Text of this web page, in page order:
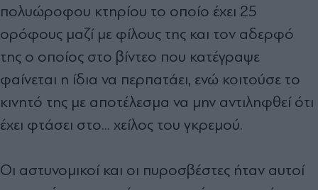
πολυώροφου κτηρίου το οποίο έχει 25
ορόφους μαζί με φίλους της και τον αδερφό
της ο οποίος στο βίντεο που κατέγραψε
φαίνεται η ίδια να περπατάει, ενώ κοιτούσε το
κινητό της με αποτέλεσμα να μην αντιληφθεί ότι
έχει φτάσει στο... χείλος του γκρεμού.
Οι αστυνομικοί και οι πυροσβέστες ήταν αυτοί